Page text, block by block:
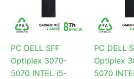
PC DELL SFF
Optiplex 3070-
5070 INTEL i5-
PC DELL
Optiplex
5070